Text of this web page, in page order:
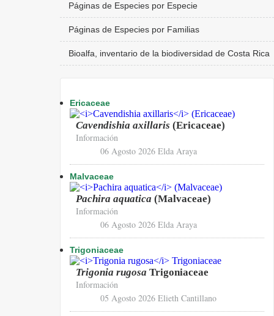
Páginas de Especies por Especie
Páginas de Especies por Familias
Bioalfa, inventario de la biodiversidad de Costa Rica
Ericaceae
Cavendishia axillaris (Ericaceae)
Información
06 Agosto 2026 Elda Araya
Malvaceae
Pachira aquatica (Malvaceae)
Información
06 Agosto 2026 Elda Araya
Trigoniaceae
Trigonia rugosa Trigoniaceae
Información
05 Agosto 2026 Elieth Cantillano